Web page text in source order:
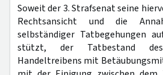
Soweit der 3. Strafsenat seine
Rechtsansicht und die
selbständiger Tatbegehungen
stützt, der Tatbestand des
Handeltreibens mit